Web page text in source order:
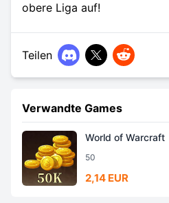
obere Liga auf!
Teilen
Verwandte Games
World of Warcraft
50
2,14 EUR